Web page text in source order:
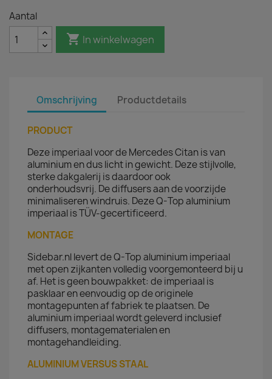
Aantal
 In winkelwagen
Omschrijving Productdetails
PRODUCT
Deze imperiaal voor de Mercedes Citan is van
aluminium en dus licht in gewicht. Deze stijlvolle,
sterke dakgalerij is daardoor ook
onderhoudsvrij. De diffusers aan de voorzijde
minimaliseren windruis. Deze Q-Top aluminium
imperiaal is TÜV-gecertificeerd.
MONTAGE
Sidebar.nl levert de Q-Top aluminium imperiaal
met open zijkanten volledig voorgemonteerd bij u
af. Het is geen bouwpakket: de imperiaal is
pasklaar en eenvoudig op de originele
montagepunten af fabriek te plaatsen. De
aluminium imperiaal wordt geleverd inclusief
diffusers, montagematerialen en
montagehandleiding.
ALUMINIUM VERSUS STAAL